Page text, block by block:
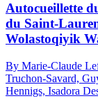
Autocueillette
du Saint-
Wolastoqiyik
By Marie-Claude
Truchon-Savard,
Hennigs, Isadora